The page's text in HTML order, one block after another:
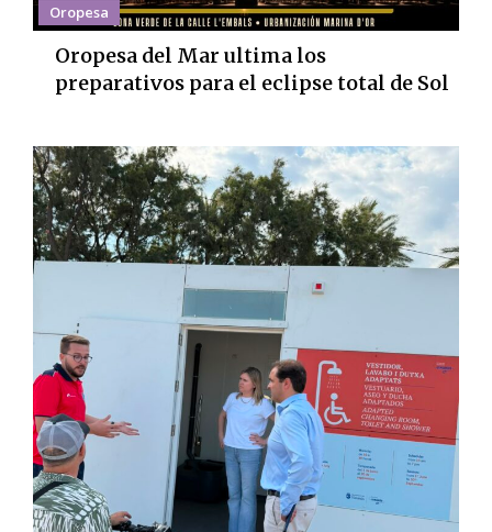
Oropesa
Oropesa del Mar ultima los
preparativos para el eclipse total de Sol